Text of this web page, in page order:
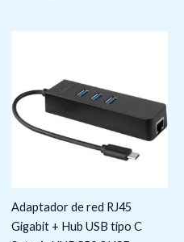
Adaptador de red RJ45
Gigabit + Hub USB tipo C